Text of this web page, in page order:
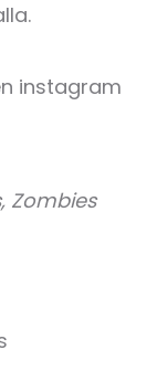
instagram
Zombies